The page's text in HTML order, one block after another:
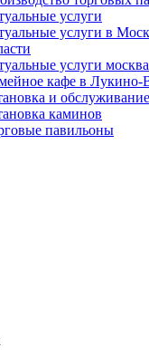
услуги
услуги в
услуги москва
кафе в Лукино-
и
каминов
павильоны